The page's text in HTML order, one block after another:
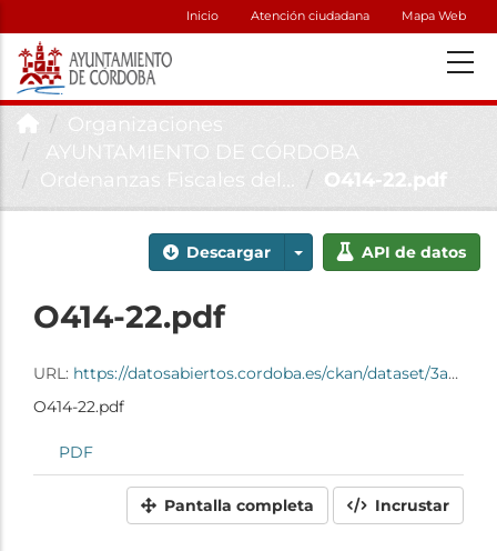
Inicio Atención ciudadana Mapa Web
Organizaciones
AYUNTAMIENTO DE CÓRDOBA
Ordenanzas Fiscales del...
O414-22.pdf
Descargar API de datos
O414-22.pdf
URL: https://datosabiertos.cordoba.es/ckan/dataset/3abab5f6-c786-497e-9d93-79fcb34c8000/resource/2040a9e0-1a75-4dca-b121-8c2eec4400b0/download/o414-22.pdf
O414-22.pdf
PDF
Pantalla completa Incrustar